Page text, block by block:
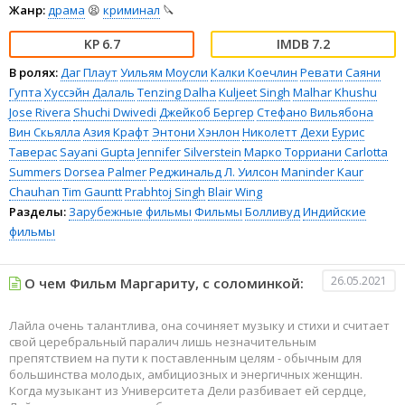
Жанр:драма 😫 криминал 🔪
6.7 7.2
В ролях:Даг ПлаутУильям Моусли Калки Коечлин Ревати Саяни
Гупта Хуссэйн Далаль Tenzing Dalha Kuljeet Singh Malhar Khushu
Jose Rivera Shuchi Dwivedi Джейкоб Бергер Стефано Вильябона
Вин Скьялла Азия КрафтЭнтони Хэнлон Николетт Дехи Еурис
Таверас Sayani Gupta Jennifer Silverstein Марко Торриани Carlotta
Summers Dorsea PalmerРеджинальд Л. Уилсон Maninder Kaur
Chauhan Tim GaunttPrabhtoj Singh Blair Wing
Разделы: Зарубежные фильмы Фильмы БолливудИндийские
фильмы
О чем Фильм Маргариту, с соломинкой: 26.05.2021
Лайла очень талантлива, она сочиняет музыку и стихи и считает
свой церебральный паралич лишь незначительным
препятствием на пути к поставленным целям - обычным для
большинства молодых, амбициозных и энергичных женщин.
Когда музыкант из Университета Дели разбивает ей сердце,